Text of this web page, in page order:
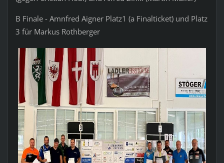
B Finale - Amnfred Aigner Platz1 (a Finalticket) und Platz
3 für Markus Rothberger